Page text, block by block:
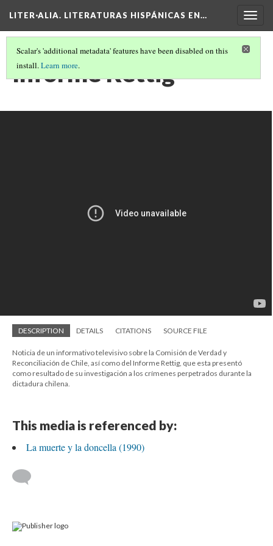
LITER·ALIA. LITERATURAS HISPÁNICAS EN…
Scalar's 'additional metadata' features have been disabled on this
install.Learn more.
Informe Rettig
DESCRIPTION DETAILS CITATIONS SOURCE FILE
Noticia de un informativo televisivo sobre la Comisión de Verdad y
Reconciliación de Chile, así como del Informe Rettig, que esta presentó
como resultado de su investigación a los crímenes perpetrados durante la
dictadura chilena.
This media is referenced by:
La muerte y la doncella (1990)